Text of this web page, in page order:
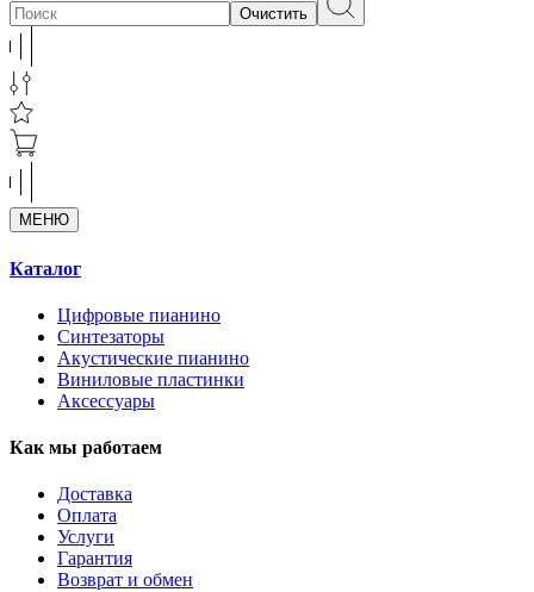
Очистить
МЕНЮ
Каталог
Цифровые пианино
Синтезаторы
Акустические пианино
Виниловые пластинки
Аксессуары
Как мы работаем
Доставка
Оплата
Услуги
Гарантия
Возврат и обмен